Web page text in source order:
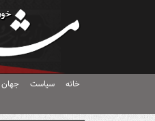
خانه سیاست جهان